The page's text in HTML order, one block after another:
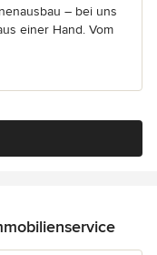
– bei uns
einer Hand. Vom